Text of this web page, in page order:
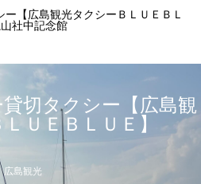
【広島観光タクシーＢＬＵＥＢＬ
社中記念館
切タクシー【広島観
ＵＥＢＬＵＥ】
広島観光